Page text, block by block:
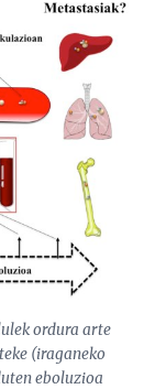
ordura arte
(iraganeko
eboluzioa